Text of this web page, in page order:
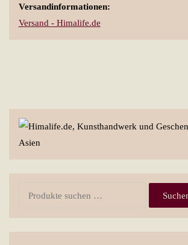
Versandinformationen:
Versand - Himalife.de
Suchen